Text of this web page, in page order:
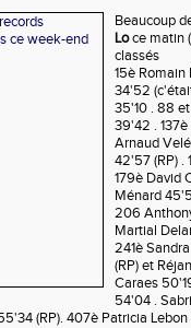
Beaucoup
Loce matin
classés
15è Romain
34'52
35'10 . 88
39'42 . 137è
Arnaud
42'57 (RP) .
179è David
Ménard
206
Martial
241è
(RP) et
Caraes
54'04 .
(RP). 407è Patricia